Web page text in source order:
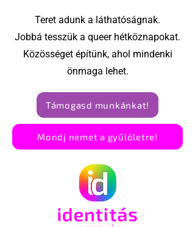
Teret adunk a láthatóságnak.
Jobbá tesszük a queer hétköznapokat.
Közösséget építünk, ahol mindenki
önmaga lehet.
Támogasd munkánkat!
Mondj nemet a gyűlöletre!